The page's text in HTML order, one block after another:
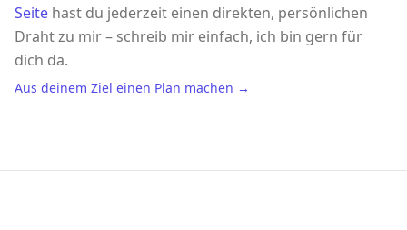
Seite hast du jederzeit einen direkten, persönlichen
Draht zu mir – schreib mir einfach, ich bin gern für
dich da.
Aus deinem Ziel einen Plan machen →